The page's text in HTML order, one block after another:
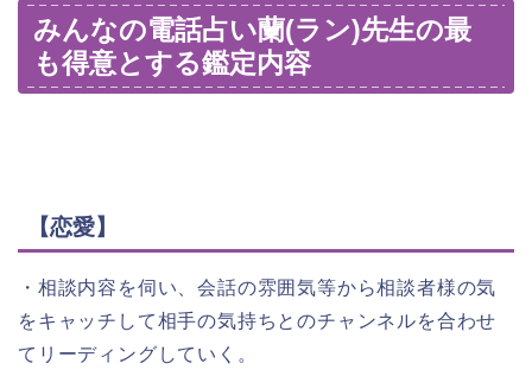
みんなの電話占い蘭(ラン)先生の最
も得意とする鑑定内容
【恋愛】
・相談内容を伺い、会話の雰囲気等から相談者様の気
をキャッチして相手の気持ちとのチャンネルを合わせ
てリーディングしていく。